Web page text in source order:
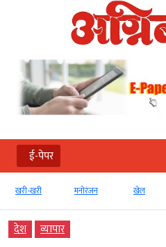
ई-पेपर
खरी-खरी मनोरंजन खेल
देश व्‍यापार